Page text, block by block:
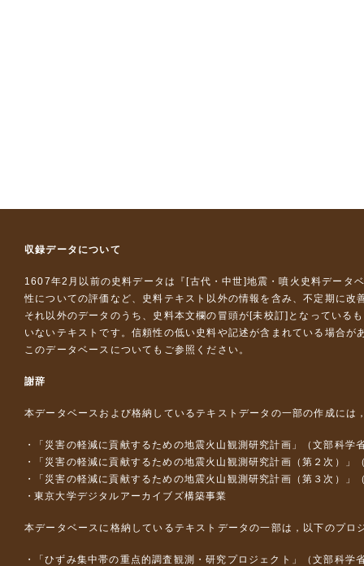
収録データについて
1607年2月以前の史料データは『 [古代・中世]地震・噴火史料データ
性についての評価など、史料テキスト以外の情報を含み、不定期に改
それ以外のデータのうち、史料本文欄の冒頭が[未校訂]となっている
いないテキストです。信頼性の低い史料や記述が含まれている場合が
このデータベースについて もご参照ください。
謝辞
本データベースおよび格納しているテキストデータの一部の作成には
「災害の軽減に貢献するための地震火山観測研究計画」（文部科学
「災害の軽減に貢献するための地震火山観測研究計画（第２次）」
「災害の軽減に貢献するための地震火山観測研究計画（第３次）」
東京大学デジタルアーカイブズ構築事業
本データベースに格納しているテキストデータの一部は，以下のプロ
「ひずみ集中帯の重点的調査観測・研究プロジェクト」（文部科